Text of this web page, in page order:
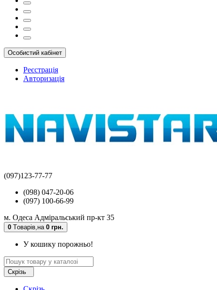
Особистий кабінет
Реєстрація
Авторизація
(097)123-77-77
(098) 047-20-06
(097) 100-66-99
м. Одеса Адміральський пр-кт 35
0 Tоварів,на 0 грн.
У кошику порожньо!
Скрізь